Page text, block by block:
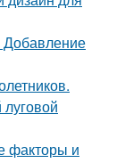
Добавление
факторы и